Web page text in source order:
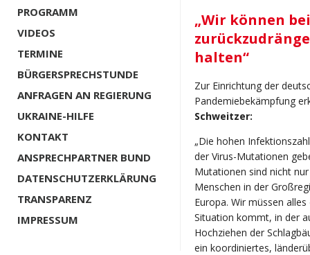
PROGRAMM
VIDEOS
TERMINE
BÜRGERSPRECHSTUNDE
ANFRAGEN AN REGIERUNG
UKRAINE-HILFE
KONTAKT
ANSPRECHPARTNER BUND
DATENSCHUTZERKLÄRUNG
TRANSPARENZ
IMPRESSUM
„Wir können
halten“
Zur Einrichtung der
Pandemiebekämpfung
Schweitzer:
„Die hohen
der Virus-Mutationen
Mutationen sind nicht
Menschen in der
Europa. Wir müssen
Situation kommt, in der
Hochziehen der
ein koordiniertes,